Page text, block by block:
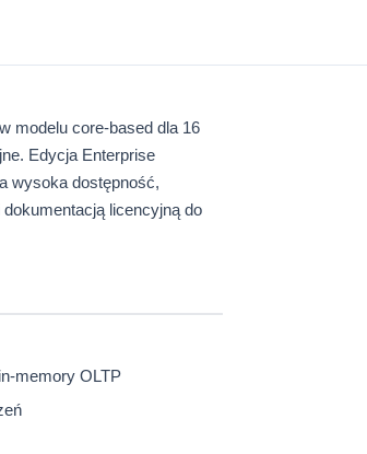
modelu core-based dla 16
Edycja Enterprise
wysoka dostępność,
licencyjną do
memory OLTP